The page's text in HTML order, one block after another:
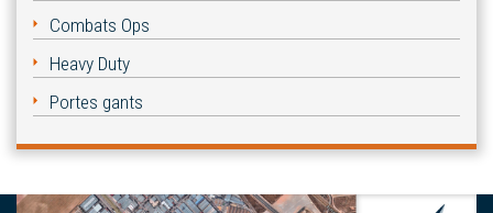
Combats Ops
Heavy Duty
Portes gants